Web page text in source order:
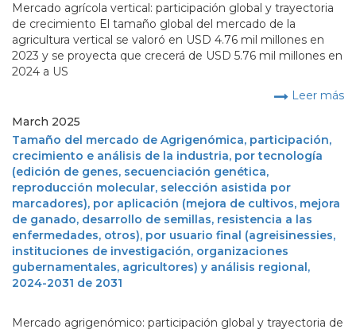
Mercado agrícola vertical: participación global y trayectoria
de crecimiento El tamaño global del mercado de la
agricultura vertical se valoró en USD 4.76 mil millones en
2023 y se proyecta que crecerá de USD 5.76 mil millones en
2024 a US
Leer más
March 2025
Tamaño del mercado de Agrigenómica, participación,
crecimiento e análisis de la industria, por tecnología
(edición de genes, secuenciación genética,
reproducción molecular, selección asistida por
marcadores), por aplicación (mejora de cultivos, mejora
de ganado, desarrollo de semillas, resistencia a las
enfermedades, otros), por usuario final (agreisinessies,
instituciones de investigación, organizaciones
gubernamentales, agricultores) y análisis regional,
2024-2031 de 2031
Mercado agrigenómico: participación global y trayectoria de